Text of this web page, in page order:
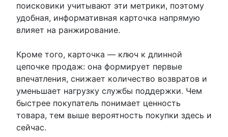
поисковики учитывают эти метрики, поэтому
удобная, информативная карточка напрямую
влияет на ранжирование.
Кроме того, карточка — ключ к длинной
цепочке продаж: она формирует первые
впечатления, снижает количество возвратов и
уменьшает нагрузку службы поддержки. Чем
быстрее покупатель понимает ценность
товара, тем выше вероятность покупки здесь и
сейчас.